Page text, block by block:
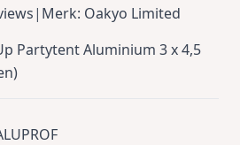
| Merk: Oakyo Limited
Partytent Aluminium 3 x 4,5